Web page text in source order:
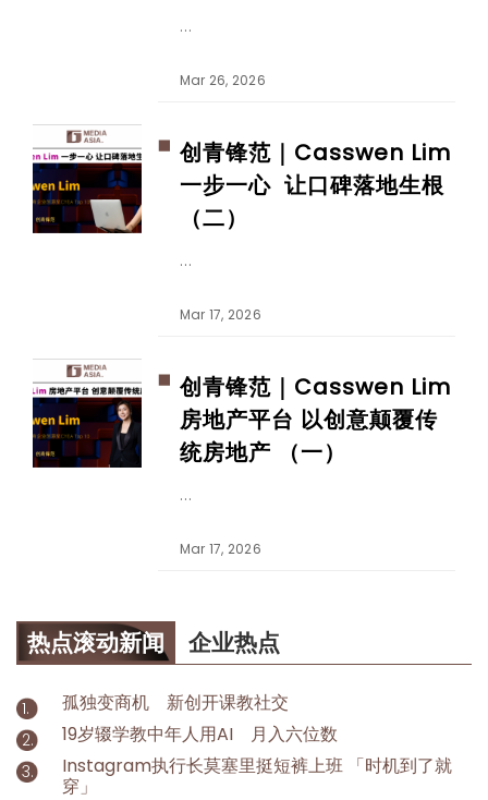
Mar 26, 2026
创青锋范｜Casswen Lim
一步一心 让口碑落地生根
（二）
Mar 17, 2026
创青锋范｜Casswen Lim
房地产平台 以创意颠覆传
统房地产 （一）
Mar 17, 2026
热点滚动新闻 企业热点
孤独变商机 新创开课教社交
19岁辍学教中年人用AI 月入六位数
Instagram执行长莫塞里挺短裤上班 「时机到了就
穿」